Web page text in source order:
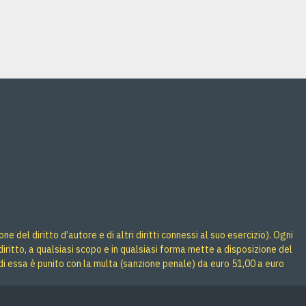
del diritto d’autore e di altri diritti connessi al suo esercizio). Ogni
a qualsiasi scopo e in qualsiasi forma mette a disposizione del
è punito con la multa (sanzione penale) da euro 51,00 a euro